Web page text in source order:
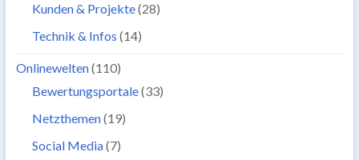
Kunden & Projekte(28)
Technik & Infos (14)
Onlinewelten(110)
Bewertungsportale(33)
Netzthemen(19)
Social Media(7)